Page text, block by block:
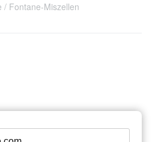
Fontane-Miszellen